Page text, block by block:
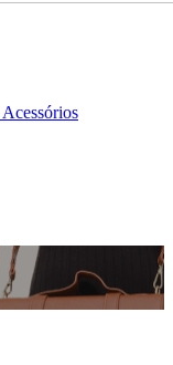
Acessórios